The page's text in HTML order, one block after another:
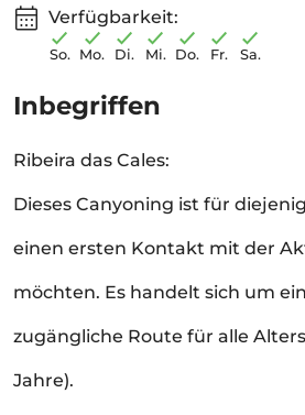
Verfügbarkeit:
So. Mo. Di. Mi. Do. Fr. Sa.
Inbegriffen
Ribeira das Cales:
Dieses Canyoning ist für
einen ersten Kontakt mit der
möchten. Es handelt sich um
zugängliche Route für alle
Jahre).